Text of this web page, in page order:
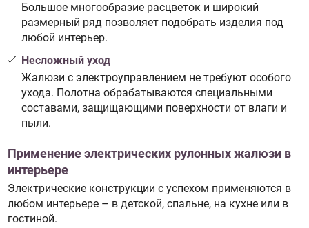
Большое многообразие расцветок и широкий
размерный ряд позволяет подобрать изделия под
любой интерьер.
Несложный уход
Жалюзи с электроуправлением не требуют особого
ухода. Полотна обрабатываются специальными
составами, защищающими поверхности от влаги и
пыли.
Применение электрических рулонных жалюзи в
интерьере
Электрические конструкции с успехом применяются в
любом интерьере – в детской, спальне, на кухне или в
гостиной.